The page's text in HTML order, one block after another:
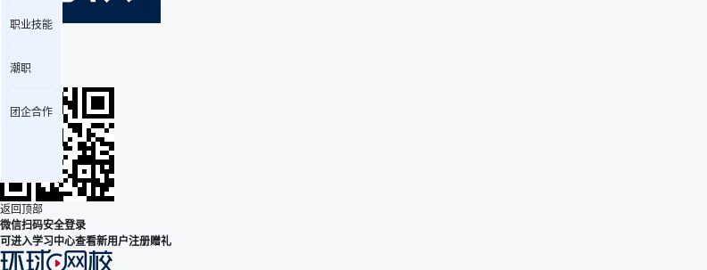
安卓版
iPhone版
返回顶部
微信扫码安全登录
可进入学习中心查看新用户注册赠礼
职业技能
潮职
团企合作